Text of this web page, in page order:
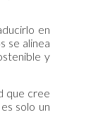
en
se alinea
y
que cree
solo un